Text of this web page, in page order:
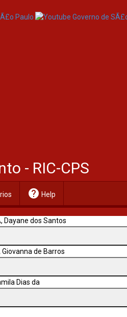
- RIC-CPS
help Help